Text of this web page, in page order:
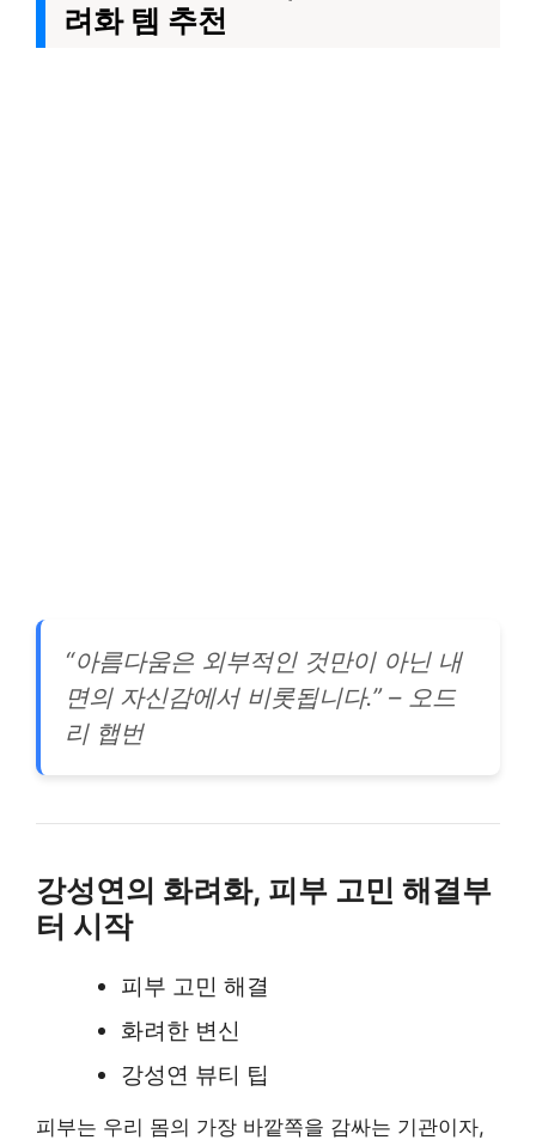
려화 템 추천
“아름다움은 외부적인 것만이 아닌 내
면의 자신감에서 비롯됩니다.” – 오드
리 햅번
강성연의 화려화, 피부 고민 해결부
터 시작
피부 고민 해결
화려한 변신
강성연 뷰티 팁
피부는 우리 몸의 가장 바깥쪽을 감싸는 기관이자,